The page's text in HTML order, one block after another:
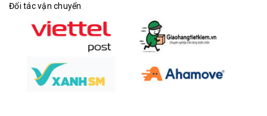
Đối tác vận chuyển